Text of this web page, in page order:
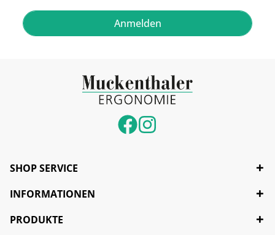
Anmelden
SHOP SERVICE
INFORMATIONEN
PRODUKTE